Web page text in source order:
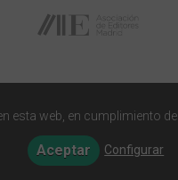
web, en cumplimiento
Aceptar Configurar